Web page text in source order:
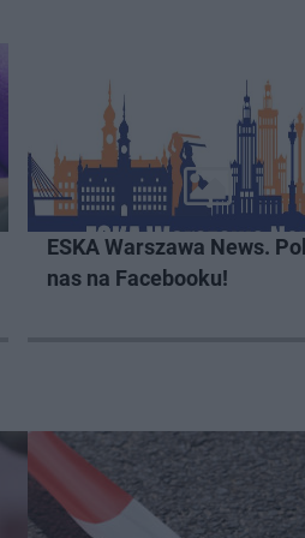
ESKA Warszawa News.
nas na Facebooku!